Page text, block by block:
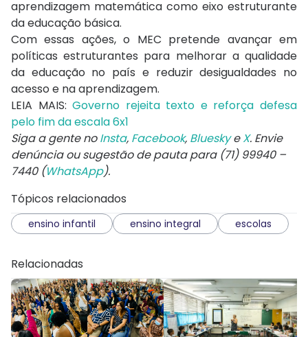
aprendizagem matemática como eixo estruturante
da educação básica.
Com essas ações, o MEC pretende avançar em
políticas estruturantes para melhorar a qualidade
da educação no país e reduzir desigualdades no
acesso e na aprendizagem.
LEIA MAIS:Governo rejeita texto e reforça defesa
pelo fim da escala 6x1
Siga a gente noInsta, Facebook, BlueskyeX. Envie
denúncia ou sugestão de pauta para (71) 99940 –
7440 (WhatsApp).
Tópicos relacionados
ensino infantil ensino integral escolas
Relacionadas